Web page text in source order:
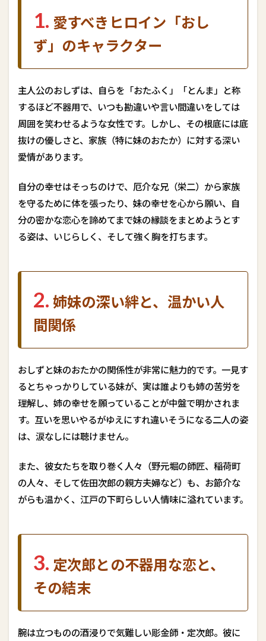
ラ
タ
ー
2
姉
妹
深
い
、
温
い
人
定
郎
の
不
器
用
な
恋
と
そ
の
結
末
画
も
字
で
1. 愛すべきヒロイン「おし
ず」のキャラクター
主人公のおしずは、自らを「おたふく」「とんま」と称
するほど不器用で、いつも勘違いや言い間違いをしては
周囲を笑わせるような女性です。しかし、その根底には底
抜けの優しさと、家族（特に妹のおたか）に対する深い
愛情があります。
自分の幸せはそっちのけで、厄介な兄（栄二）から家族
を守るために体を張ったり、妹の幸せを心から願い、自
分の密かな恋心を諦めてまで妹の縁談をまとめようとす
る姿は、いじらしく、そして強く胸を打ちます。
2. 姉妹の深い絆と、温かい人
間関係
おしずと妹のおたかの関係性が非常に魅力的です。一見す
るとちゃっかりしている妹が、実は誰よりも姉の苦労を
理解し、姉の幸せを願っていることが中盤で明かされま
す。互いを思いやるがゆえにすれ違いそうになる二人の姿
は、涙なしには聴けません。
また、彼女たちを取り巻く人々（野元堀の師匠、稲荷町
の人々、そして佐田次郎の親方夫婦など）も、お節介な
がらも温かく、江戸の下町らしい人情味に溢れています。
3. 定次郎との不器用な恋と、
その結末
腕は立つものの酒浸りで気難しい彫金師・定次郎。彼に